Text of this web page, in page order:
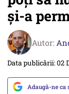
şi-a
Autor:
Data publicării: 02
Adaugă-ne ca